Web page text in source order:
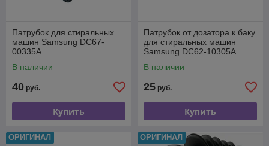
Патрубок для стиральных
машин Samsung DC67-
00335A
В наличии
40 руб.
Купить
Патрубок от дозатора к баку
для стиральных машин
Samsung DC62-10305A
В наличии
25 руб.
Купить
ОРИГИНАЛ ОРИГИНАЛ